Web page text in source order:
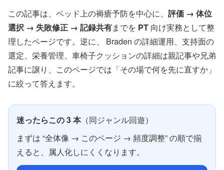
この記事は、ベッド上の褥瘡予防を中心に、 評価 → 体位
選択 → 失敗修正 → 記録共有までを PT 向け実務として整
理したページです。逆に、 Braden の詳細運用、支持面の
選定、栄養管理、車椅子クッションの詳細は親記事や兄弟
記事に譲り、このページでは「その場で何を先に直すか」
に絞って答えます。
迷ったらこの 3 本（同ジャンル回遊）
まずは “全体像 → このページ → 頻度調整” の順で揃
えると、属人化しにくくなります。